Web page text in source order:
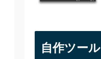
自作ツール